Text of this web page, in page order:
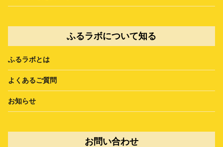
ふるラボについて知る
ふるラボとは
よくあるご質問
お知らせ
お問い合わせ